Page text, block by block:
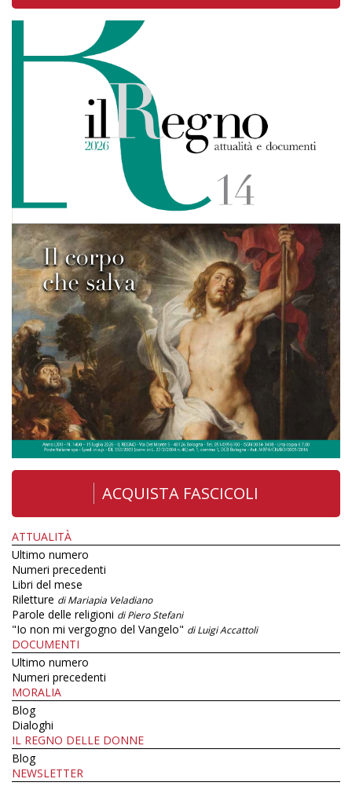
ACQUISTA FASCICOLI
ATTUALITÀ
Ultimo numero
Numeri precedenti
Libri del mese
Riletture di Mariapia Veladiano
Parole delle religioni di Piero Stefani
"Io non mi vergogno del Vangelo" di Luigi Accattoli
DOCUMENTI
Ultimo numero
Numeri precedenti
MORALIA
Blog
Dialoghi
IL REGNO DELLE DONNE
Blog
NEWSLETTER